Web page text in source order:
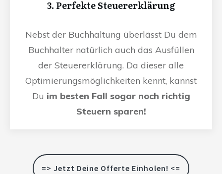
3. Perfekte Steuererklärung
Nebst der Buchhaltung überlässt Du dem
Buchhalter natürlich auch das Ausfüllen
der Steuererklärung. Da dieser alle
Optimierungsmöglichkeiten kennt, kannst
Du im besten Fall sogar noch richtig
Steuern sparen!
=> Jetzt Deine Offerte Einholen! <=